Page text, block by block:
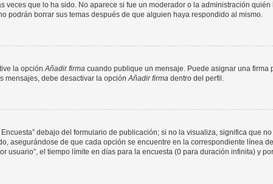
que lo ha sido. No aparece si fue un moderador o la administración
podrán borrar sus temas después de que alguien haya respondido al mismo.
la opciónAñadir firma cuando publique un mensaje. Puede asignar una firma
mensajes, debe desactivar la opciónAñadir firma dentro del perfil.
debajo del formulario de publicación; si no la visualiza, significa que
asegurándose de que cada opción se encuentre en la correspondiente línea
el tiempo límite en días para la encuesta (0 para duración infinita) y